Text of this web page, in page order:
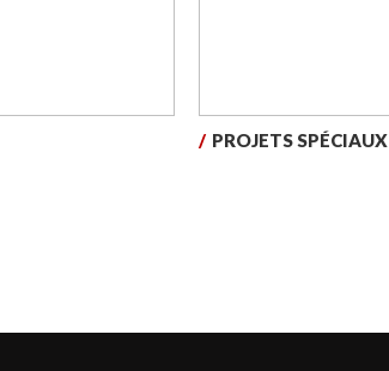
/ PROJETS SPÉCIAUX